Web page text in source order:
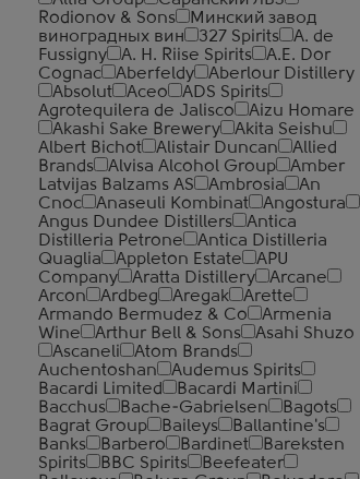
Rodionov & Sons
Минский завод
виноградных вин
327 Spirits
A. de
Fussigny
A. H. Riise Spirits
A.E. Dor
Cognac
Aberfeldy
Aberlour Distillery
Absolut
Aceo
ADS Spirits
Agrotequilera de Jalisco
Aizu Homare
Akashi Sake Brewery
Akita Seishu
Albert Bichot
Alistair Duncan
Allied
Brands
Alvisa Alcohol Group
Amber
Latvijas Balzams AS
Ambrosia
An
Cnoc
Anaseuli Kombinat
Angostura
Angus Dundee Distillers
Antica
Distilleria Petrone
Antica Distilleria
Quaglia
Appleton Estate
APU
Company
Aratta Distillery
Arcane
Arcon
Ardbeg Aregak
Arette
Armando Bermudez & Co
Armenia
Wine
Arthur Bell & Sons
Asahi Shuzo
Ascaneli
Atom Brands
Auchentoshan
Audemus Spirits
Bacardi Limited
Bacardi Martini
Bacchus
Bache-Gabrielsen
Bagots
Bagrat Group
Baileys
Ballantine's
Banks
Barbero Bardinet
Bareksten
Spirits
BBC Spirits
Beefeater